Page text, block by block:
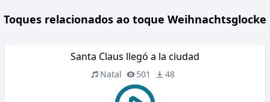
Toques relacionados ao toque Weihnachtsglocke
Santa Claus llegó a la ciudad
Natal 501 48